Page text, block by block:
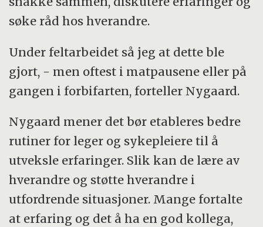
søke råd hos hverandre.
Under feltarbeidet så jeg at dette ble
gjort, - men oftest i matpausene eller på
gangen i forbifarten, forteller Nygaard.
Nygaard mener det bør etableres bedre
rutiner for leger og sykepleiere til å
utveksle erfaringer. Slik kan de lære av
hverandre og støtte hverandre i
utfordrende situasjoner. Mange fortalte
at erfaring og det å ha en god kollega,